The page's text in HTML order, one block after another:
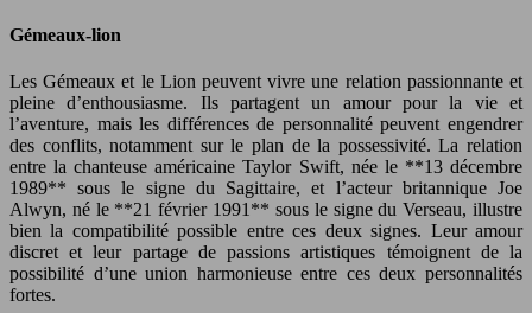
Gémeaux-lion
Les Gémeaux et le Lion peuvent vivre une relation passionnante et
pleine d’enthousiasme. Ils partagent un amour pour la vie et
l’aventure, mais les différences de personnalité peuvent engendrer
des conflits, notamment sur le plan de la possessivité. La relation
entre la chanteuse américaine Taylor Swift, née le **13 décembre
1989** sous le signe du Sagittaire, et l’acteur britannique Joe
Alwyn, né le **21 février 1991** sous le signe du Verseau, illustre
bien la compatibilité possible entre ces deux signes. Leur amour
discret et leur partage de passions artistiques témoignent de la
possibilité d’une union harmonieuse entre ces deux personnalités
fortes.